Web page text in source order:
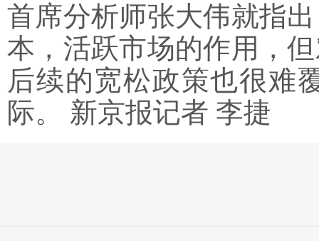
首席分析师张大伟就指
本，活跃市场的作用，
后续的宽松政策也很难
际。 新京报记者 李捷